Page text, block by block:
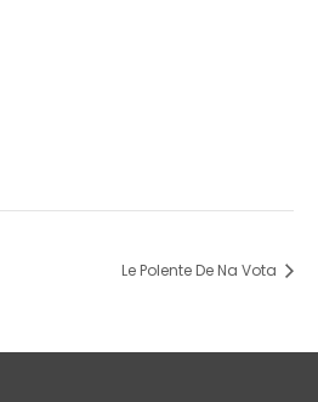
Le Polente De Na Vota